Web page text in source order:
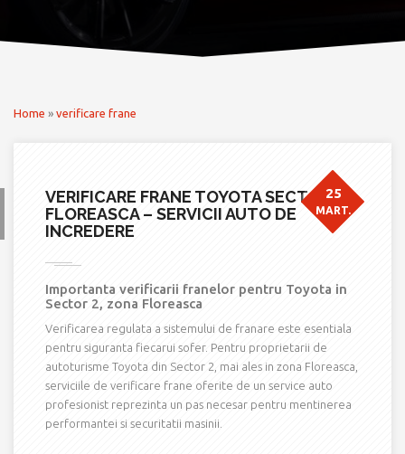
Home » verificare frane
VERIFICARE FRANE TOYOTA SECTOR 2
FLOREASCA – SERVICII AUTO DE
INCREDERE
25
MART.
Importanta verificarii franelor pentru Toyota in
Sector 2, zona Floreasca
Verificarea regulata a sistemului de franare este esentiala
pentru siguranta fiecarui sofer. Pentru proprietarii de
autoturisme Toyota din Sector 2, mai ales in zona Floreasca,
serviciile de verificare frane oferite de un service auto
profesionist reprezinta un pas necesar pentru mentinerea
performantei si securitatii masinii.